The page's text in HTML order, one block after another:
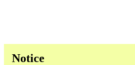
Notice